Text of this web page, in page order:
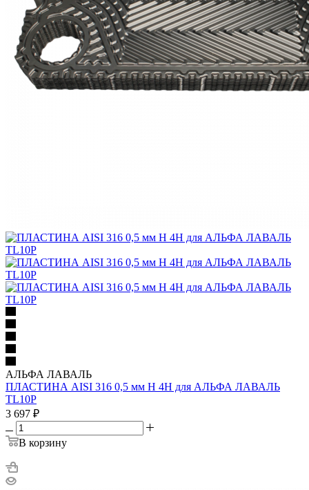
АЛЬФА ЛАВАЛЬ
ПЛАСТИНА AISI 316 0,5 мм H 4H для АЛЬФА ЛАВАЛЬ
TL10P
3 697 ₽
В корзину